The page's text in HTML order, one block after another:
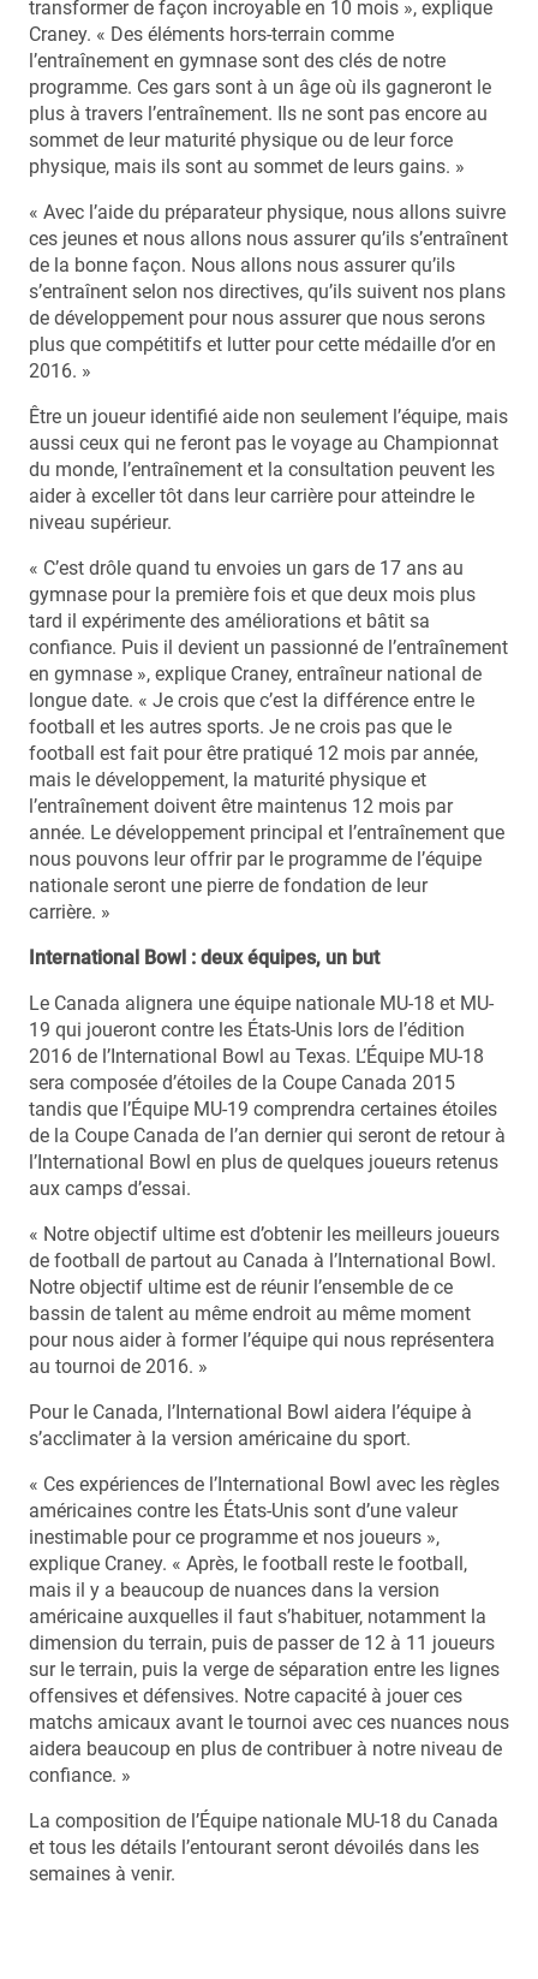
transformer de façon incroyable en 10 mois », explique
Craney. « Des éléments hors-terrain comme
l’entraînement en gymnase sont des clés de notre
programme. Ces gars sont à un âge où ils gagneront le
plus à travers l’entraînement. Ils ne sont pas encore au
sommet de leur maturité physique ou de leur force
physique, mais ils sont au sommet de leurs gains. »
« Avec l’aide du préparateur physique, nous allons suivre
ces jeunes et nous allons nous assurer qu’ils s’entraînent
de la bonne façon. Nous allons nous assurer qu’ils
s’entraînent selon nos directives, qu’ils suivent nos plans
de développement pour nous assurer que nous serons
plus que compétitifs et lutter pour cette médaille d’or en
2016. »
Être un joueur identifié aide non seulement l’équipe, mais
aussi ceux qui ne feront pas le voyage au Championnat
du monde, l’entraînement et la consultation peuvent les
aider à exceller tôt dans leur carrière pour atteindre le
niveau supérieur.
« C’est drôle quand tu envoies un gars de 17 ans au
gymnase pour la première fois et que deux mois plus
tard il expérimente des améliorations et bâtit sa
confiance. Puis il devient un passionné de l’entraînement
en gymnase », explique Craney, entraîneur national de
longue date. « Je crois que c’est la différence entre le
football et les autres sports. Je ne crois pas que le
football est fait pour être pratiqué 12 mois par année,
mais le développement, la maturité physique et
l’entraînement doivent être maintenus 12 mois par
année. Le développement principal et l’entraînement que
nous pouvons leur offrir par le programme de l’équipe
nationale seront une pierre de fondation de leur
carrière. »
International Bowl : deux équipes, un but
Le Canada alignera une équipe nationale MU-18 et MU-
19 qui joueront contre les États-Unis lors de l’édition
2016 de l’International Bowl au Texas. L’Équipe MU-18
sera composée d’étoiles de la Coupe Canada 2015
tandis que l’Équipe MU-19 comprendra certaines étoiles
de la Coupe Canada de l’an dernier qui seront de retour à
l’International Bowl en plus de quelques joueurs retenus
aux camps d’essai.
« Notre objectif ultime est d’obtenir les meilleurs joueurs
de football de partout au Canada à l’International Bowl.
Notre objectif ultime est de réunir l’ensemble de ce
bassin de talent au même endroit au même moment
pour nous aider à former l’équipe qui nous représentera
au tournoi de 2016. »
Pour le Canada, l’International Bowl aidera l’équipe à
s’acclimater à la version américaine du sport.
« Ces expériences de l’International Bowl avec les règles
américaines contre les États-Unis sont d’une valeur
inestimable pour ce programme et nos joueurs »,
explique Craney. « Après, le football reste le football,
mais il y a beaucoup de nuances dans la version
américaine auxquelles il faut s’habituer, notamment la
dimension du terrain, puis de passer de 12 à 11 joueurs
sur le terrain, puis la verge de séparation entre les lignes
offensives et défensives. Notre capacité à jouer ces
matchs amicaux avant le tournoi avec ces nuances nous
aidera beaucoup en plus de contribuer à notre niveau de
confiance. »
La composition de l’Équipe nationale MU-18 du Canada
et tous les détails l’entourant seront dévoilés dans les
semaines à venir.